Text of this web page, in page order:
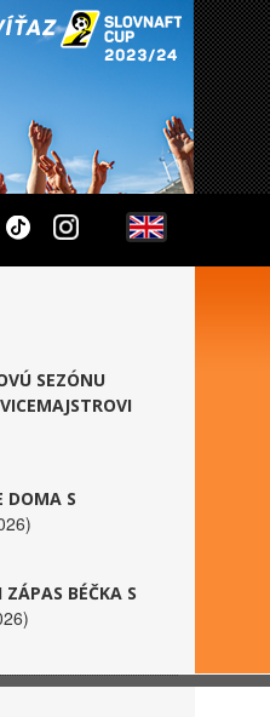
SEZÓNU
DOMA S
BÉČKA S